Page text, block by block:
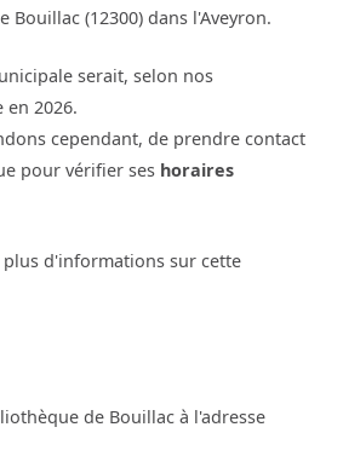
Bouillac (12300) dans l'Aveyron.
serait, selon nos
2026.
cependant, de prendre contact
pour vérifier ses horaires
plus d'informations sur cette
de Bouillac à l'adresse